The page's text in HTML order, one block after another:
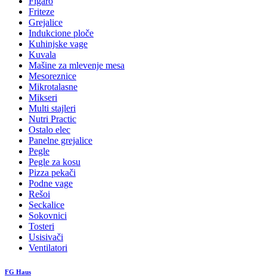
Friteze
Grejalice
Indukcione ploče
Kuhinjske vage
Kuvala
Mašine za mlevenje mesa
Mesoreznice
Mikrotalasne
Mikseri
Multi stajleri
Nutri Practic
Ostalo elec
Panelne grejalice
Pegle
Pegle za kosu
Pizza pekači
Podne vage
Rešoi
Seckalice
Sokovnici
Tosteri
Usisivači
Ventilatori
FG Haus